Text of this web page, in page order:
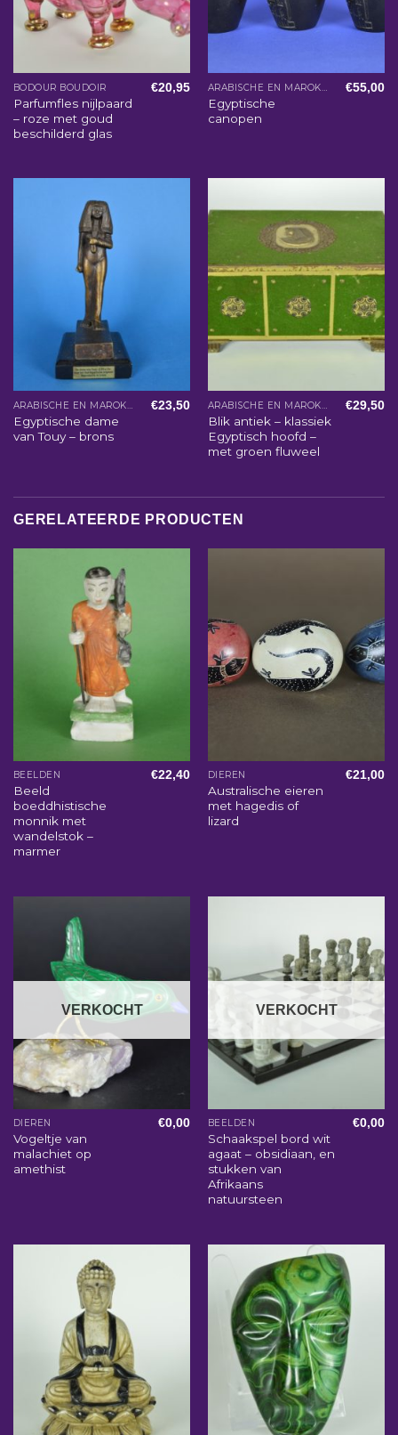
BODOUR BOUDOIR
Parfumfles nijlpaard
– roze met goud
beschilderd glas
€20,95 ARABISCHE EN MAROKKAANSE WOONACCESSOIRES
Egyptische
canopen
€55,00
ARABISCHE EN MAROKKAANSE WOONACCESSOIRES
Egyptische dame
van Touy – brons
€23,50 ARABISCHE EN MAROKKAANSE WOONACCESSOIRES
Blik antiek – klassiek
Egyptisch hoofd –
met groen fluweel
€29,50
GERELATEERDE PRODUCTEN
BEELDEN
Beeld
boeddhistische
monnik met
wandelstok –
marmer
€22,40 DIEREN
Australische eieren
met hagedis of
lizard
€21,00
VERKOCHT
DIEREN
Vogeltje van
malachiet op
amethist
€0,00
VERKOCHT
BEELDEN
Schaakspel bord wit
agaat – obsidiaan, en
stukken van
Afrikaans
natuursteen
€0,00